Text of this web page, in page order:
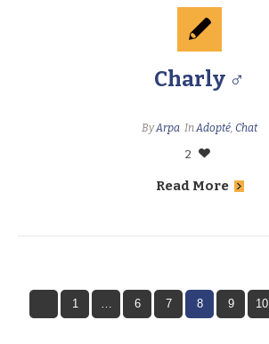
Charly ♂
ByArpa InAdopté, Chat
2
Read More
1 … 6 7 8 9 10